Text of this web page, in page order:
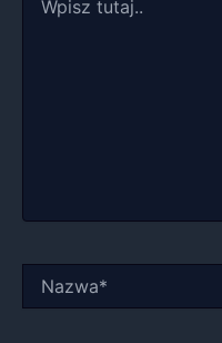
tutaj..